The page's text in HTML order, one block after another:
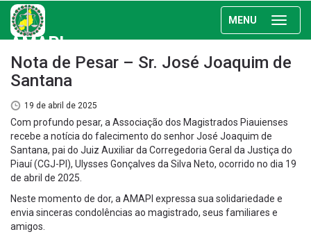
MENU
AMAPI
Nota de Pesar – Sr. José Joaquim de
Santana
19 de abril de 2025
Com profundo pesar, a Associação dos Magistrados Piauienses
recebe a notícia do falecimento do senhor José Joaquim de
Santana, pai do Juiz Auxiliar da Corregedoria Geral da Justiça do
Piauí (CGJ-PI), Ulysses Gonçalves da Silva Neto, ocorrido no dia 19
de abril de 2025.
Neste momento de dor, a AMAPI expressa sua solidariedade e
envia sinceras condolências ao magistrado, seus familiares e
amigos.